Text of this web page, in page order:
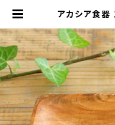
アカシア食器